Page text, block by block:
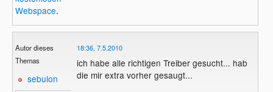
Webspace.
Autor dieses
Themas
sebulon
18:36, 7.5.2010
ich habe alle richtigen Treiber gesucht... hab
die mir extra vorher gesaugt...